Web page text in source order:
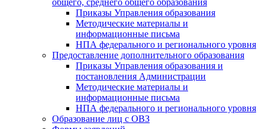
общего, среднего общего образования
Приказы Управления образования
Методические материалы и
информационные письма
НПА федерального и регионального уровня
Предоставление дополнительного образования
Приказы Управления образования и
постановления Администрации
Методические материалы и
информационные письма
НПА федерального и регионального уровня
Образование лиц с ОВЗ